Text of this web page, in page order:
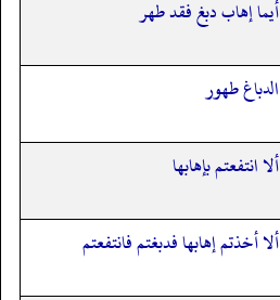
أيما إهاب دبغ فقد طهر
الدباغ طهور
ألا انتفعتم بإهابها
ألا أخذتم إهابها فدبغتم فانتفعتم